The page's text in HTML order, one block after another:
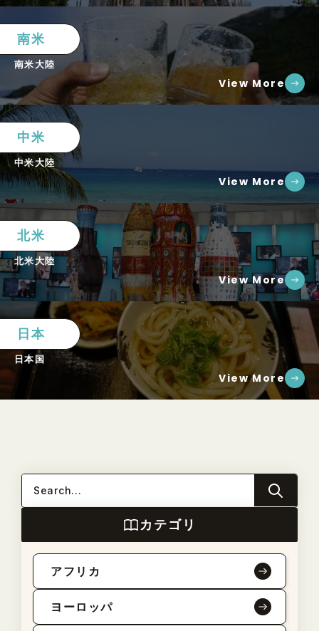
南米
南米大陸
View More
中米
中米大陸
View More
北米
北米大陸
View More
日本
日本国
View More
カテゴリ
アフリカ
ヨーロッパ